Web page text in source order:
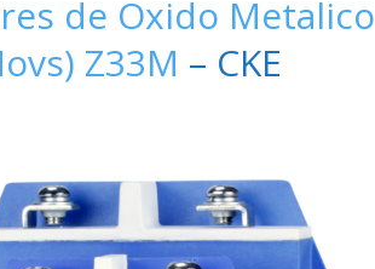
de Oxido Metalico
Z33M – CKE